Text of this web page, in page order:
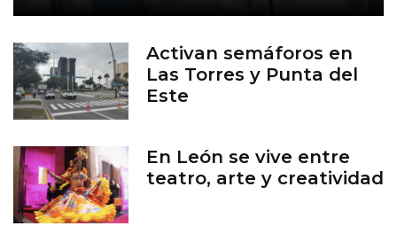
Activan semáforos en
Las Torres y Punta del
Este
En León se vive entre
teatro, arte y creatividad